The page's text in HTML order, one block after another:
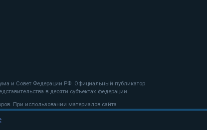
и Совет Федерации РФ. Официальный публикатор
в десяти субъектах федерации.
При использовании материалов сайта